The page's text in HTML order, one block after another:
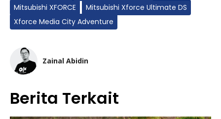
Mitsubishi XFORCE
Mitsubishi Xforce Ultimate DS
Xforce Media City Adventure
Zainal Abidin
Berita Terkait